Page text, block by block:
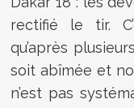
rectifié le tir.
qu’après
soit abîmée et
n’est pas